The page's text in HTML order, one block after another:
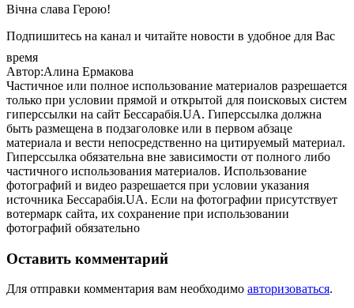
Вічна слава Герою!
Подпишитесь на канал и читайте новости в удобное для Вас
время
Автор:Алина Ермакова
Частичное или полное использование материалов разрешается
только при условии прямой и открытой для поисковых систем
гиперссылки на сайт Бессарабія.UA. Гиперссылка должна
быть размещена в подзаголовке или в первом абзаце
материала и вести непосредственно на цитируемый материал.
Гиперссылка обязательна вне зависимости от полного либо
частичного использования материалов. Использование
фотографий и видео разрешается при условии указания
источника Бессарабія.UA. Если на фотографии присутствует
вотермарк сайта, их сохранение при использовании
фотографий обязательно
Оставить комментарий
Для отправки комментария вам необходимо авторизоваться.